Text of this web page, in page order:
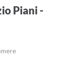
Piani -